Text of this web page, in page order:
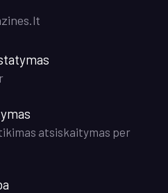
atsiskaitymas per